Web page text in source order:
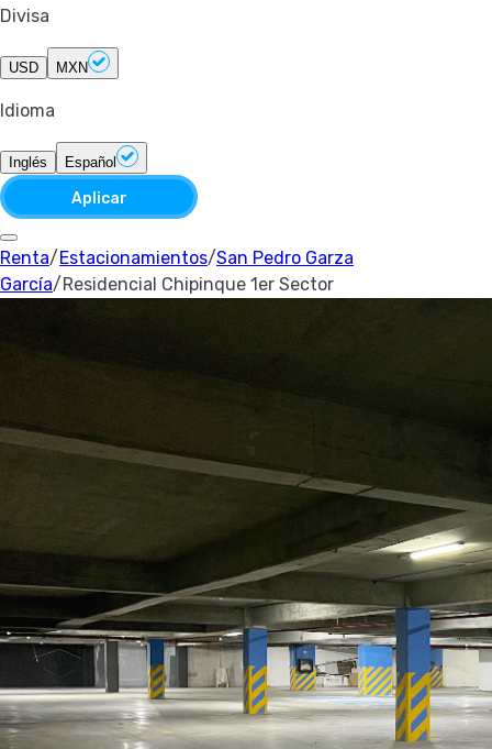
Divisa
USD MXN
Idioma
Inglés Español
Aplicar
Renta/ Estacionamientos/San Pedro Garza
García/ Residencial Chipinque 1er Sector